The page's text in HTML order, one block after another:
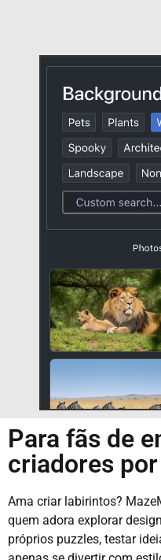
Para fãs de
criadores
Ama criar labirintos?
quem adora explorar
próprios puzzles, testar